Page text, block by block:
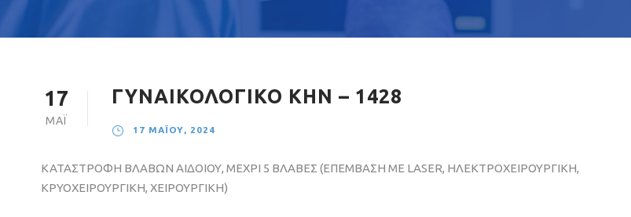
17
ΜΆΙ
ΓΥΝΑΙΚΟΛΟΓΙΚΟ ΚΗΝ – 1428
17 ΜΑΪ́ΟΥ, 2024
ΚΑΤΑΣΤΡΟΦΗ ΒΛΑΒΩΝ ΑΙΔΟΙΟΥ, ΜΕΧΡΙ 5 ΒΛΑΒΕΣ (ΕΠΕΜΒΑΣΗ ΜΕ LASER, ΗΛΕΚΤΡΟΧΕΙΡΟΥΡΓΙΚΗ,
ΚΡΥΟΧΕΙΡΟΥΡΓΙΚΗ, ΧΕΙΡΟΥΡΓΙΚΗ)